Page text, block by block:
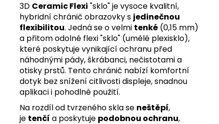
3D Ceramic Flexi "sklo" je vysoce kvalitní,
hybridní chránič obrazovky s jedinečnou
flexibilitou. Jedná se o velmi tenké (0,15 mm)
a přitom odolné flexi "sklo" (umělé plexisklo),
které poskytuje vynikající ochranu před
náhodnými pády, škrábanci, nečistotami a
otisky prstů. Tento chránič nabízí komfortní
dotyk bez snížení citlivosti displeje, snadnou
aplikaci i pohodlné použití.
Na rozdíl od tvrzeného skla se neštěpí,
je tenčí a poskytuje podobnou ochranu,